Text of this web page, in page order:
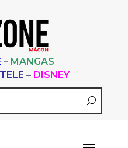
– MANGAS
– DISNEY